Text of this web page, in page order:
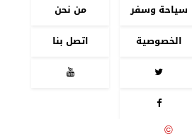
سياحة وسفر
من نحن
الخصوصية
اتصل بنا


